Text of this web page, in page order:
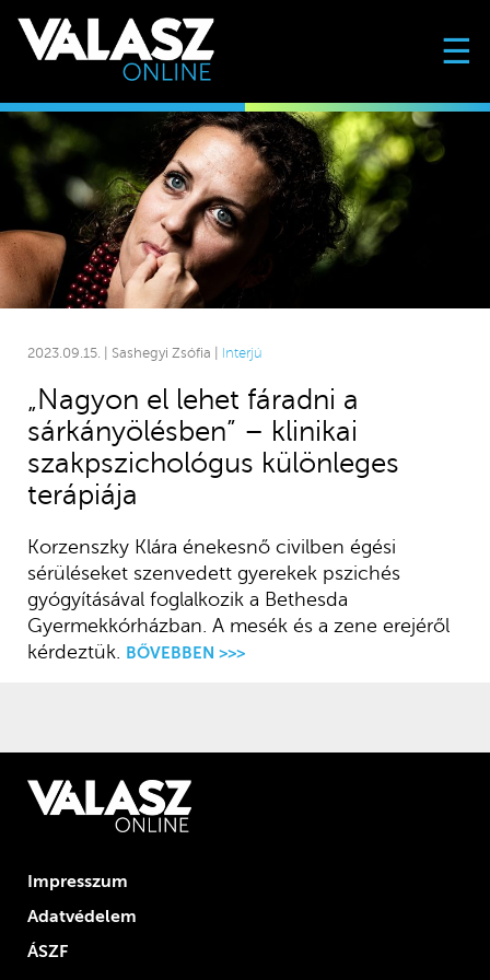
☰
2023.09.15. | Sashegyi Zsófia | Interjú
„Nagyon el lehet fáradni a
sárkányölésben” – klinikai
szakpszichológus különleges
terápiája
Korzenszky Klára énekesnő civilben égési
sérüléseket szenvedett gyerekek pszichés
gyógyításával foglalkozik a Bethesda
Gyermekkórházban. A mesék és a zene erejéről
kérdeztük. BŐVEBBEN >>>
Impresszum
Adatvédelem
ÁSZF